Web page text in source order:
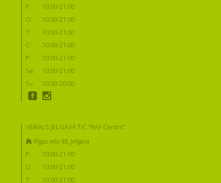
P:
10:00-21:00
O:
10:00-21:00
T:
10:00-21:00
C:
10:00-21:00
P:
10:00-21:00
Se:
10:00-21:00
Sv:
10:00-20:00
VEIKALS JELGAVĀ T/C "RAF Centrs":
Rīgas iela 48, Jelgava
P:
10:00-21:00
O:
10:00-21:00
T:
10:00-21:00